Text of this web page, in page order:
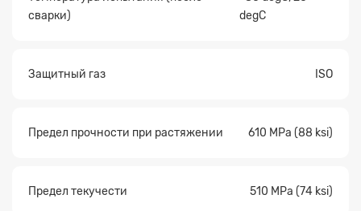
сварки)
degC
Защитный газ ISO
Предел прочности при растяжении 610 MPa (88 ksi)
Предел текучести 510 MPa (74 ksi)